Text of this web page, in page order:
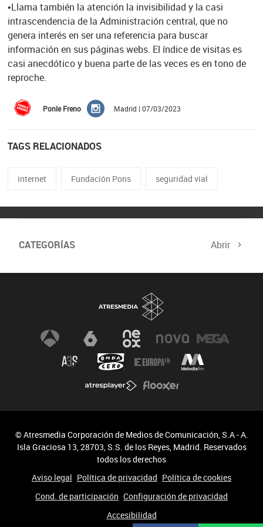
•Llama también la atención la invisibilidad y la casi
intrascendencia de la Administración central, que no
genera interés en ser una referencia para buscar
información en sus páginas webs. El índice de visitas es
casi anecdótico y buena parte de las veces es en tono de
reproche.
Ponle Freno Madrid | 07/03/2023
TAGS RELACIONADOS
internet Fundación Pons seguridad vial
CATEGORÍAS Abrir
© Atresmedia Corporación de Medios de Comunicación, S.A - A.
Isla Graciosa 13, 28703, S.S. de los Reyes, Madrid. Reservados
todos los derechos
Aviso legal Política de privacidad Política de cookies
Cond. de participación Configuración de privacidad
Accesibilidad